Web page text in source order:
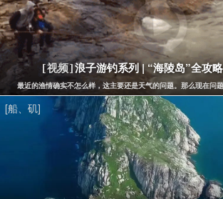
[视频]浪子游钓系列 | “海陵岛”全攻
最近的渔情确实不怎么样，这主要还是天气的问题。那么现在
[船、矶]